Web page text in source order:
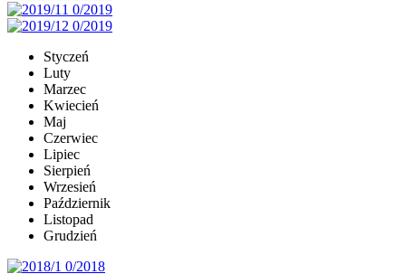
Styczeń
Luty
Marzec
Kwiecień
Maj
Czerwiec
Lipiec
Sierpień
Wrzesień
Październik
Listopad
Grudzień